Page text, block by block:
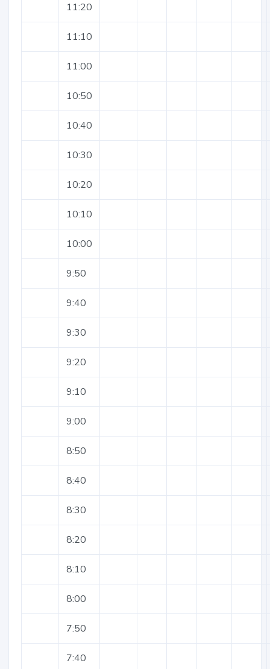
11:20
11:10
11:00
10:50
10:40
10:30
10:20
10:10
10:00
9:50
9:40
9:30
9:20
9:10
9:00
8:50
8:40
8:30
8:20
8:10
8:00
7:50
7:40